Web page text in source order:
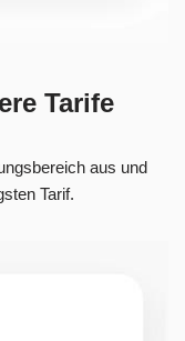
Tarife
aus und
Tarif.